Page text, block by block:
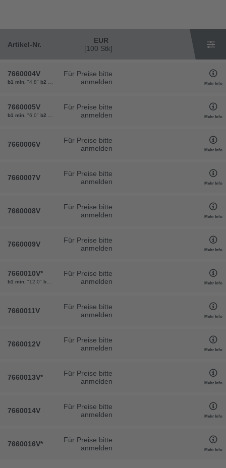
Artikel-Nr.
EUR
[100 Stk]
7660004V
b1 min. "4,8" b2 max. "4,0"Teilung t
Für Preise bitte
anmelden
Mehr Info
7660005V
b1 min. "6,0" b2 max. "5,0"Teilung t
Für Preise bitte
anmelden
Mehr Info
7660006V
Für Preise bitte
anmelden
Mehr Info
7660007V
Für Preise bitte
anmelden
Mehr Info
7660008V
Für Preise bitte
anmelden
Mehr Info
7660009V
Für Preise bitte
anmelden
Mehr Info
7660010V*
b1 min. "12,0" b2 max. d"10,0"Teilung t
Für Preise bitte
anmelden
Mehr Info
7660011V
Für Preise bitte
anmelden
Mehr Info
7660012V
Für Preise bitte
anmelden
Mehr Info
7660013V*
Für Preise bitte
anmelden
Mehr Info
7660014V
Für Preise bitte
anmelden
Mehr Info
7660016V*
Für Preise bitte
anmelden
Mehr Info